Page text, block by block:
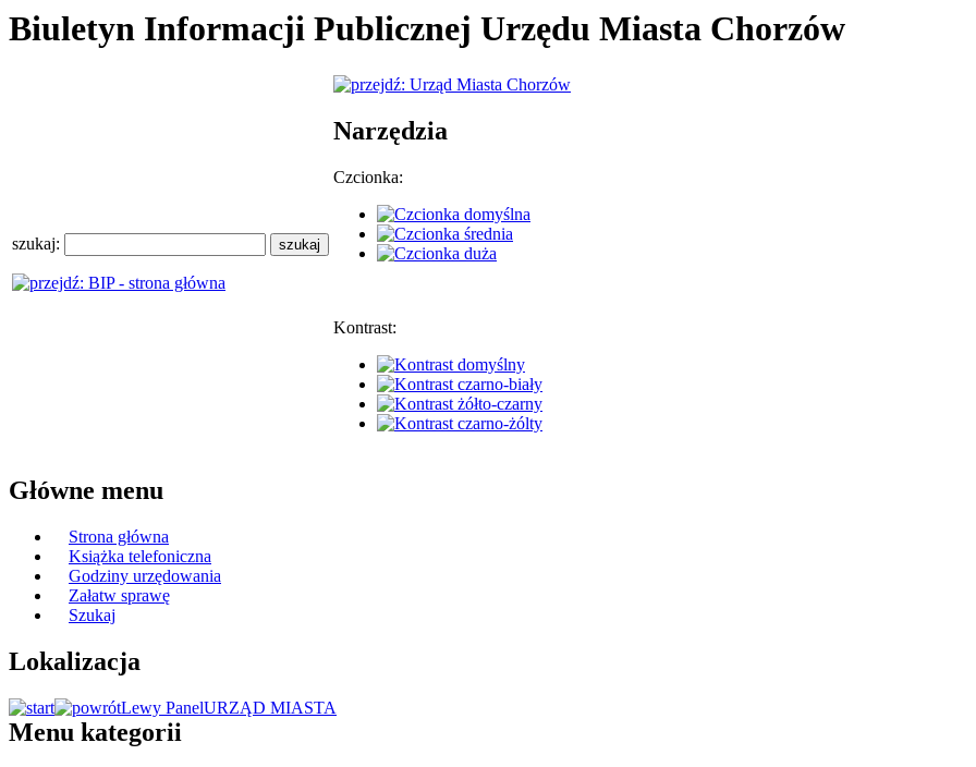
Biuletyn Informacji Publicznej Urzędu Miasta Chorzów
szukaj:
Narzędzia
Czcionka:
Kontrast:
Główne menu
Strona główna
Książka telefoniczna
Godziny urzędowania
Załatw sprawę
Szukaj
Lokalizacja
Lewy PanelURZĄD MIASTA
Menu kategorii